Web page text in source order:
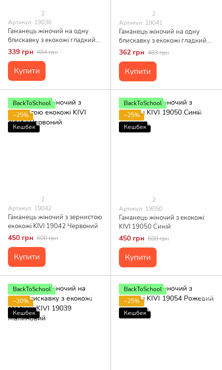
2
Артикул: 19036
Гаманець жіночий на одну
блискавку з екокожі гладкий
KIVI 19036 Синій
339 грн 484 грн
Купити
2
Артикул: 19041
Гаманець жіночий на одну
блискавку з екокожі гладкий
KIVI 19041 Червоний
362 грн 483 грн
Купити
BackToSchool
−25%
Кешбек
2
Артикул: 19042
Гаманець жіночий з зернистою
екокожі KIVI 19042 Червоний
450 грн 600 грн
Купити
BackToSchool
−25%
Кешбек
2
Артикул: 19050
Гаманець жіночий з екокожі
KIVI 19050 Синій
450 грн 600 грн
Купити
BackToSchool
−30%
Кешбек
BackToSchool
−25%
Кешбек